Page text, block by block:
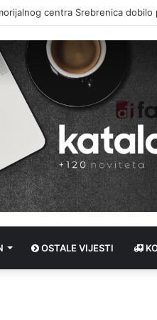
udruženja žalilo na TV prilog
OSTALE VIJESTI